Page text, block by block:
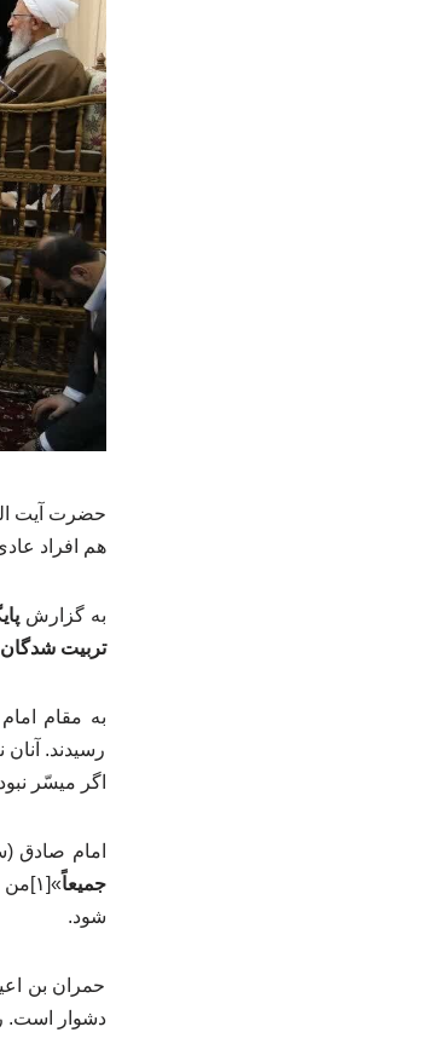
حضرت آیت
هم افراد
به گزارش
تربیت
به مقام
رسیدند. آنان
اگر میسّر
امام صادق
جمیعاً
شود.
حمران بن
دشوار است.